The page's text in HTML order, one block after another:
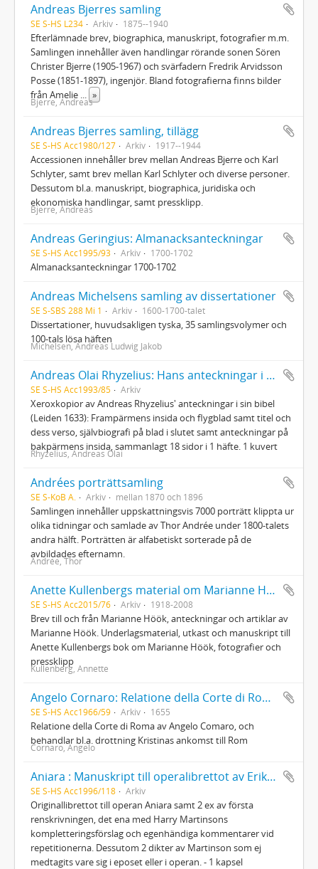
Andreas Bjerres samling
SE S-HS L234 Arkiv 1875--1940
Efterlämnade brev, biographica, manuskript, fotografier m.m.
Samlingen innehåller även handlingar rörande sonen Sören
Christer Bjerre (1905-1967) och svärfadern Fredrik Arvidsson
Posse (1851-1897), ingenjör. Bland fotografierna finns bilder
från Amelie
»
Bjerre, Andreas
Andreas Bjerres samling, tillägg
SE S-HS Acc1980/127 Arkiv 1917--1944
Accessionen innehåller brev mellan Andreas Bjerre och Karl
Schlyter, samt brev mellan Karl Schlyter och diverse personer.
Dessutom bl.a. manuskript, biographica, juridiska och
ekonomiska handlingar, samt pressklipp.
Bjerre, Andreas
Andreas Geringius: Almanacksanteckningar
SE S-HS Acc1995/93 Arkiv 1700-1702
Almanacksanteckningar 1700-1702
Andreas Michelsens samling av dissertationer
SE S-SBS 288 Mi 1 Arkiv 1600-1700-talet
Dissertationer, huvudsakligen tyska, 35 samlingsvolymer och
100-tals lösa häften
Michelsen, Andreas Ludwig Jakob
Andreas Olai Rhyzelius: Hans anteckningar i sin bibel
SE S-HS Acc1993/85 Arkiv
Xeroxkopior av Andreas Rhyzelius' anteckningar i sin bibel
(Leiden 1633): Frampärmens insida och flygblad samt titel och
dess verso, självbiografi på blad i slutet samt anteckningar på
bakpärmens insida, sammanlagt 18 sidor i 1 häfte. 1 kuvert
Rhyzelius, Andreas Olai
Andrées porträttsamling
SE S-KoB A. Arkiv mellan 1870 och 1896
Samlingen innehåller uppskattningsvis 7000 porträtt klippta ur
olika tidningar och samlade av Thor Andrée under 1800-talets
andra hälft. Porträtten är alfabetiskt sorterade på de
avbildades efternamn.
Andrée, Thor
Anette Kullenbergs material om Marianne Höök
SE S-HS Acc2015/76 Arkiv 1918-2008
Brev till och från Marianne Höök, anteckningar och artiklar av
Marianne Höök. Underlagsmaterial, utkast och manuskript till
Anette Kullenbergs bok om Marianne Höök, fotografier och
pressklipp
Kullenberg, Annette
Angelo Cornaro: Relatione della Corte di Roma
SE S-HS Acc1966/59 Arkiv 1655
Relatione della Corte di Roma av Angelo Comaro, och
behandlar bl.a. drottning Kristinas ankomst till Rom
Cornaro, Angelo
Aniara : Manuskript till operalibrettot av Erik Lindegren efter Harry Martinssons versepos
SE S-HS Acc1996/118 Arkiv
Originallibrettot till operan Aniara samt 2 ex av första
renskrivningen, det ena med Harry Martinsons
kompletteringsförslag och egenhändiga kommentarer vid
repetitionerna. Dessutom 2 dikter av Martinson som ej
medtagits vare sig i eposet eller i operan. - 1 kapsel